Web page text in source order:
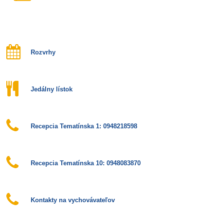
Rozvrhy
Jedálny lístok
Recepcia Tematínska 1: 0948218598
Recepcia Tematínska 10: 0948083870
Kontakty na vychovávateľov